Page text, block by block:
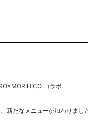
コラボ
新たなメニューが加わりました